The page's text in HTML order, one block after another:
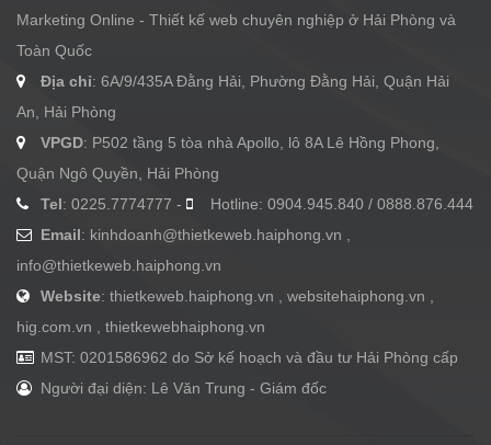
Marketing Online - Thiết kế web chuyên nghiệp ở Hải Phòng và
Toàn Quốc
Địa chỉ: 6A/9/435A Đằng Hải, Phường Đằng Hải, Quận Hải
An, Hải Phòng
VPGD: P502 tầng 5 tòa nhà Apollo, lô 8A Lê Hồng Phong,
Quận Ngô Quyền, Hải Phòng
Tel: 0225.7774777 -
Hotline: 0904.945.840 / 0888.876.444
Email: kinhdoanh@thietkeweb.haiphong.vn ,
info@thietkeweb.haiphong.vn
Website: thietkeweb.haiphong.vn , websitehaiphong.vn ,
hig.com.vn , thietkewebhaiphong.vn
MST: 0201586962 do Sở kế hoạch và đầu tư Hải Phòng cấp
Người đại diện: Lê Văn Trung - Giám đốc